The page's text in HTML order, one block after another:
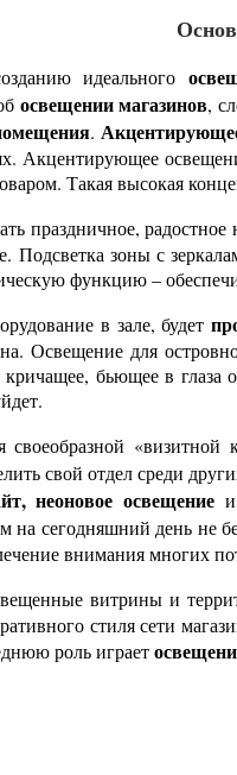
идеального
освещении магазинов,
.
Акцентирующее
Такая высокая
праздничное,
Подсветка зоны с
функцию –
в зале, будет
Освещение для
бьющее в
своеобразной
свой отдел среди
неоновое освещение
на сегодняшний день не
внимания многих
витрины и
стиля сети
роль играет